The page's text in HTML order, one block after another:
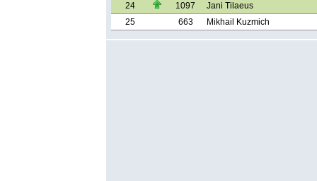
24
1097
Jani Tilaeus
25
663 Mikhail Kuzmich